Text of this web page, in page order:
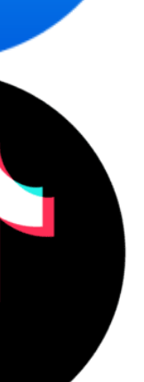
phép truyền hình
một sợi cáp, cực kỳ
tích hợp giúp màn
cho phép kết nối
năng hiếm có
định ở 89W, hỗ trợ
hiệu suất.